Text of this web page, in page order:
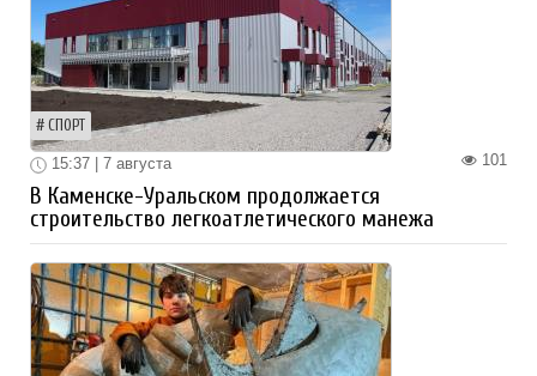
СПОРТ
101
15:37 | 7 августа
В Каменске-Уральском продолжается
строительство легкоатлетического манежа